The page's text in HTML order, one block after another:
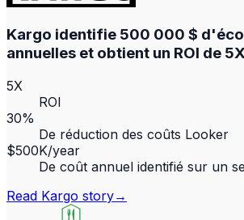
Kargo identifie 500 000 $
annuelles et obtient un ROI de
5X
ROI
30%
De réduction des coûts Looker
$500K/year
De coût annuel identifié sur un
Read Kargo story→